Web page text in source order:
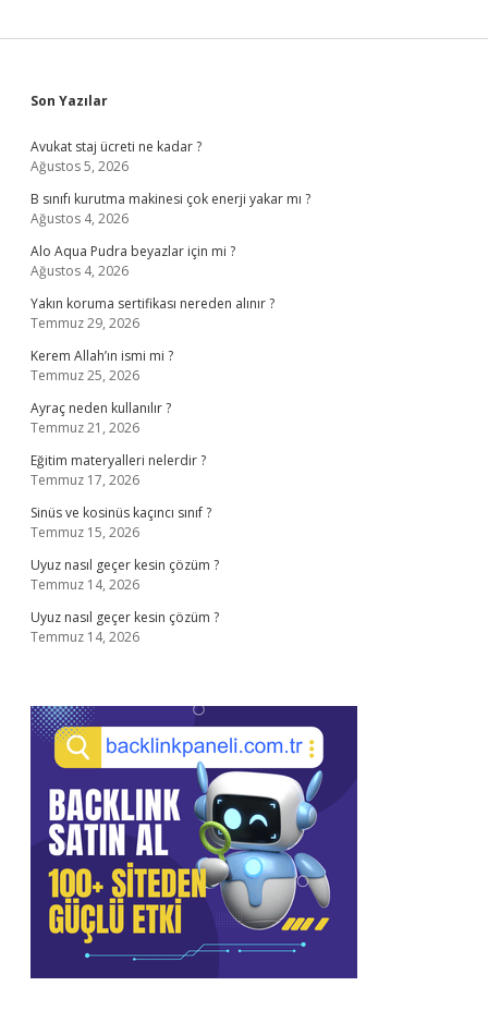
Sidebar
Son Yazılar
Avukat staj ücreti ne kadar ?
Ağustos 5, 2026
B sınıfı kurutma makinesi çok enerji yakar mı ?
Ağustos 4, 2026
Alo Aqua Pudra beyazlar için mi ?
Ağustos 4, 2026
Yakın koruma sertifikası nereden alınır ?
Temmuz 29, 2026
Kerem Allah’ın ismi mi ?
Temmuz 25, 2026
Ayraç neden kullanılır ?
Temmuz 21, 2026
Eğitim materyalleri nelerdir ?
Temmuz 17, 2026
Sinüs ve kosinüs kaçıncı sınıf ?
Temmuz 15, 2026
Uyuz nasıl geçer kesin çözüm ?
Temmuz 14, 2026
Uyuz nasıl geçer kesin çözüm ?
Temmuz 14, 2026